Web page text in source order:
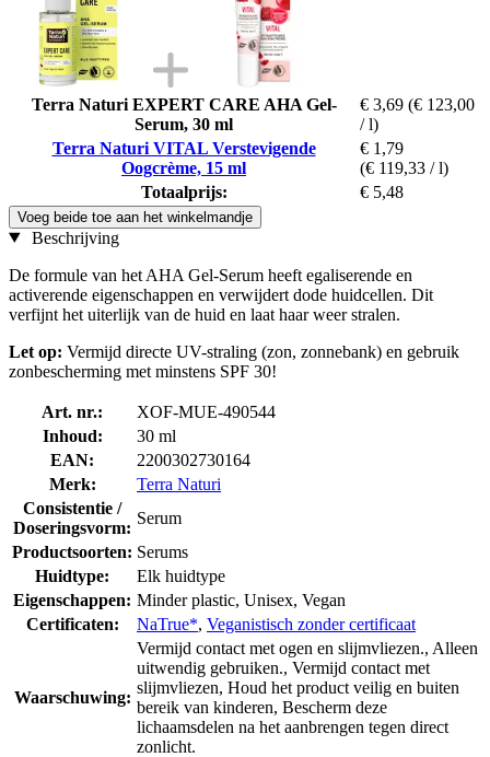
Terra Naturi EXPERT CARE AHA Gel-
Serum, 30 ml
€ 3,69 (€ 123,00
/ l)
Terra Naturi VITAL Verstevigende
Oogcrème, 15 ml
€ 1,79
(€ 119,33 / l)
Totaalprijs:
€ 5,48
Voeg beide toe aan het winkelmandje
Beschrijving
De formule van het AHA Gel-Serum heeft egaliserende en
activerende eigenschappen en verwijdert dode huidcellen. Dit
verfijnt het uiterlijk van de huid en laat haar weer stralen.
Let op: Vermijd directe UV-straling (zon, zonnebank) en gebruik
zonbescherming met minstens SPF 30!
Art. nr.:
XOF-MUE-490544
Inhoud:
30 ml
EAN:
2200302730164
Merk:
Terra Naturi
Consistentie /
Doseringsvorm:
Serum
Productsoorten: Serums
Huidtype:
Elk huidtype
Eigenschappen: Minder plastic, Unisex, Vegan
Certificaten:
NaTrue*, Veganistisch zonder certificaat
Waarschuwing:
Vermijd contact met ogen en slijmvliezen., Alleen
uitwendig gebruiken., Vermijd contact met
slijmvliezen, Houd het product veilig en buiten
bereik van kinderen, Bescherm deze
lichaamsdelen na het aanbrengen tegen direct
zonlicht.